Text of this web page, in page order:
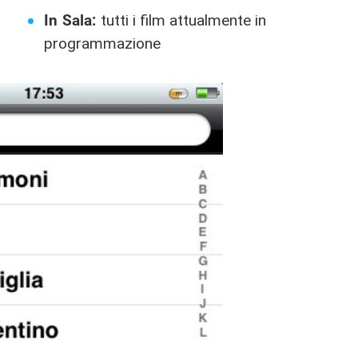
In Sala: tutti i film attualmente in
programmazione